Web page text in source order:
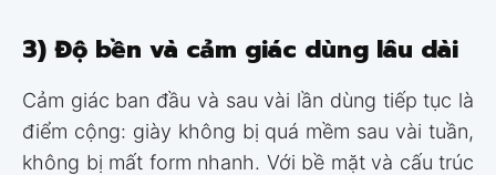
3) Độ bền và cảm giác dùng lâu dài
Cảm giác ban đầu và sau vài lần dùng tiếp tục là
điểm cộng: giày không bị quá mềm sau vài tuần,
không bị mất form nhanh. Với bề mặt và cấu trúc